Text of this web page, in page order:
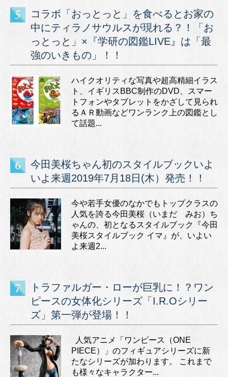
コラボ「おっとっと」を食べるとお家の
中にティラノサウルスが現れる？！「お
っとっと」×『学研の図鑑LIVE』は「最
強のいきもの」！！
ハイクオリティな写真や超高精細イラス
ト、イギリスBBC制作のDVD、スマー
トフォンやタブレットをかざして見られ
るＡＲ動画などワンランク上の図鑑とし
て話題...
今田美桜ちゃん初のスタイルブックいよ
いよ来週2019年7月18日(木）発売！！
今や若手女優のなかでもトップクラスの
人気を誇る今田美桜（いまだ みお）ち
ゃんの、初となるスタイルブック『今田
美桜スタイルブック イマ』が、いよい
よ来週2...
トラファルガー・ローが巨乳に！？ワン
ピースの女体化シリーズ「I.R.Oシリー
ズ」第一弾が登場！！
人気アニメ「ワンピース（ONE
PIECE）」のフィギュアシリーズに新
たなシリーズが加わります。 これまで
も様々なキャラクター...